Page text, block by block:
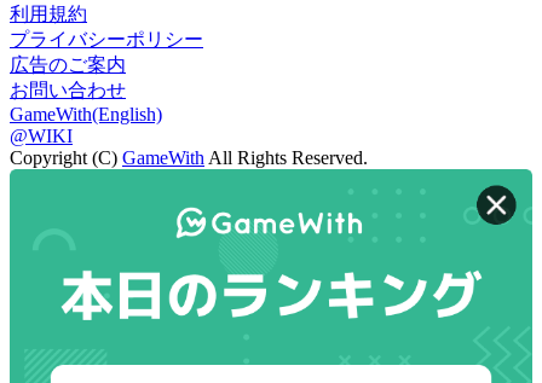
利用規約
プライバシーポリシー
広告のご案内
お問い合わせ
GameWith(English)
@WIKI
Copyright (C) GameWith All Rights Reserved.